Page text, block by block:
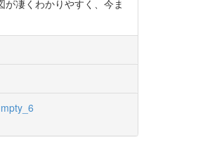
凄くわかりやすく、今ま